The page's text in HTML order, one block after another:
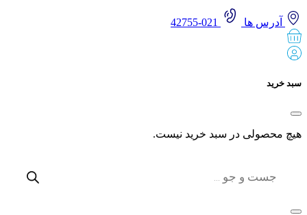
آدرس ها
خرید
محصولی در سبد خرید نیست.